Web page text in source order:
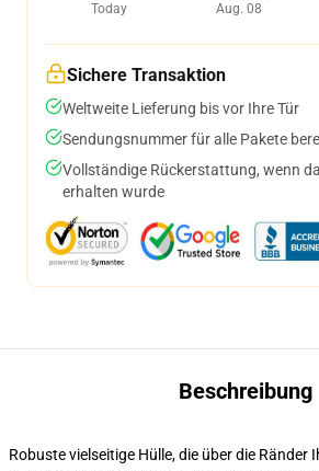
Today
Aug. 08
Sichere Transaktion
Weltweite Lieferung bis vor Ihre Tür
Sendungsnummer für alle Pakete
Vollständige Rückerstattung, wenn
erhalten wurde
Beschreibung
Robuste vielseitige Hülle, die über die Ränder